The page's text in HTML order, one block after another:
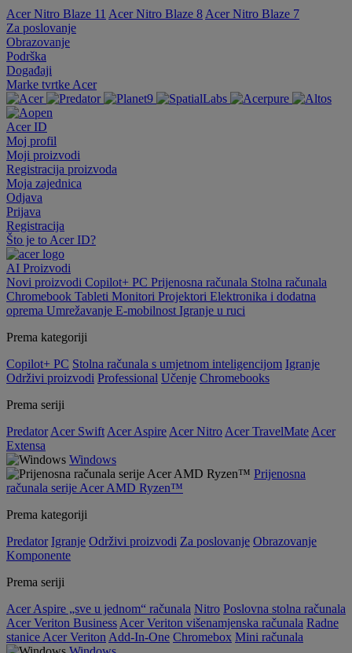
Acer Nitro Blaze 11 Acer Nitro Blaze 8 Acer Nitro Blaze 7
Za poslovanje
Obrazovanje
Podrška
Događaji
Marke tvrtke Acer
Acer ID
Moj profil
Moji proizvodi
Registracija proizvoda
Moja zajednica
Odjava
Prijava
Registracija
Što je to Acer ID?
AI Proizvodi
Novi proizvodi Copilot+ PC Prijenosna računala Stolna računala
Chromebook Tableti Monitori Projektori Elektronika i dodatna
oprema Umrežavanje E-mobilnost Igranje u ruci
Prema kategoriji
Copilot+ PC Stolna računala s umjetnom inteligencijom Igranje
Održivi proizvodi Professional Učenje Chromebooks
Prema seriji
Predator Acer Swift Acer Aspire Acer Nitro Acer TravelMate Acer
Extensa
Windows
Prijenosna
računala serije Acer AMD Ryzen™
Prema kategoriji
Predator Igranje Održivi proizvodi Za poslovanje Obrazovanje
Komponente
Prema seriji
Acer Aspire „sve u jednom“ računala Nitro Poslovna stolna računala
Acer Veriton Business Acer Veriton višenamjenska računala Radne
stanice Acer Veriton Add-In-One Chromebox Mini računala